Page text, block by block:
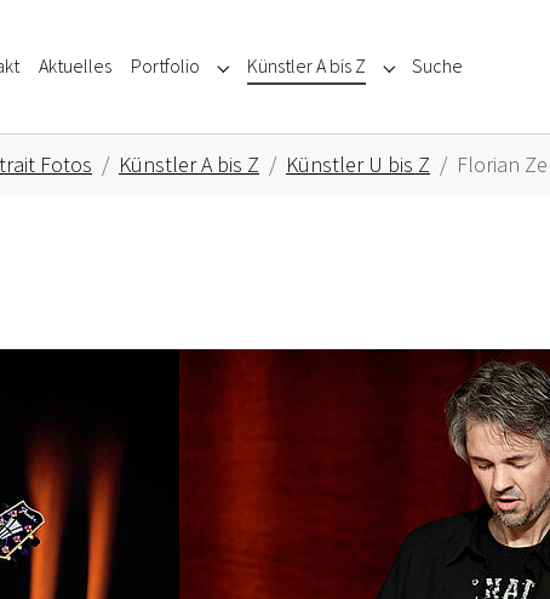
Aktuelles Portfolio Submenu for "Portfolio"
Künstler A bis Z Submenu for
Suche
Fotos Künstler A bis Z Künstler U bis Z Florian